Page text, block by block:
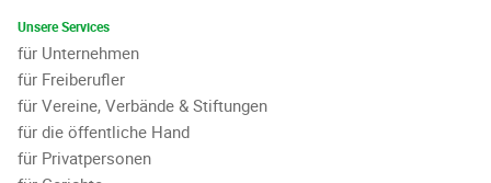
Unsere Services
für Unternehmen
für Freiberufler
für Vereine, Verbände & Stiftungen
für die öffentliche Hand
für Privatpersonen